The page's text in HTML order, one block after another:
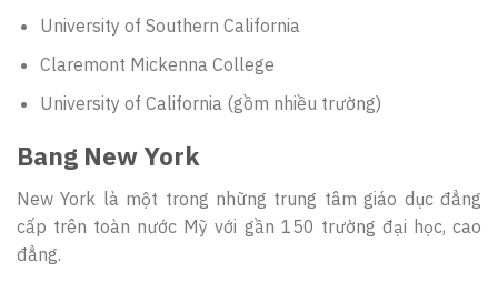
University of Southern California
Claremont Mickenna College
University of California (gồm nhiều trường)
Bang New York
New York là một trong những trung tâm giáo dục đẳng
cấp trên toàn nước Mỹ với gần 150 trường đại học, cao
đẳng.